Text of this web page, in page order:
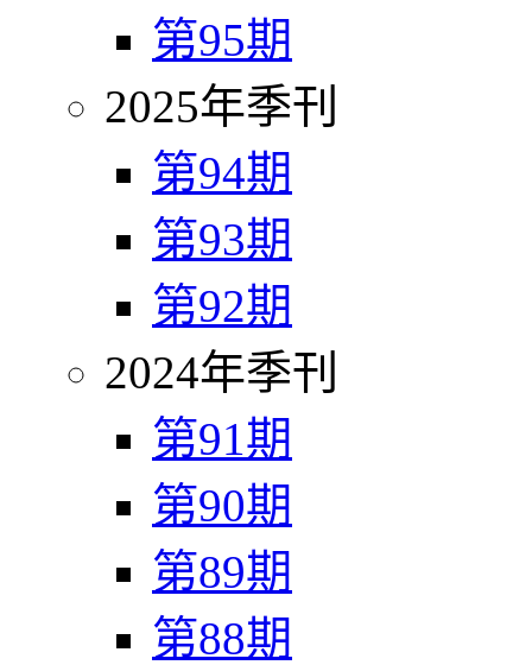
第95期
2025年季刊
第94期
第93期
第92期
2024年季刊
第91期
第90期
第89期
第88期